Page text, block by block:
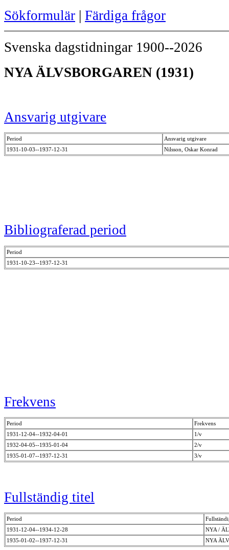
Sökformulär | Färdiga frågor
Svenska dagstidningar 1900--2026
NYA ÄLVSBORGAREN (1931)
Ansvarig utgivare
Period
Ansvarig utgivare
1931-10-03--1937-12-31
Nilsson, Oskar Konrad
Bibliograferad period
Period
1931-10-23--1937-12-31
Frekvens
Period
Frekvens
1931-12-04--1932-04-01
1/v
1932-04-05--1935-01-04
2/v
1935-01-07--1937-12-31
3/v
Fullständig titel
Period
1931-12-04--1934-12-28
NYA /
1935-01-02--1937-12-31
NYA